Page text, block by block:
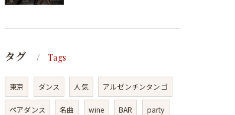
タグ Tags
東京 ダンス 人気 アルゼンチンタンゴ
ペアダンス 名曲 wine BAR party